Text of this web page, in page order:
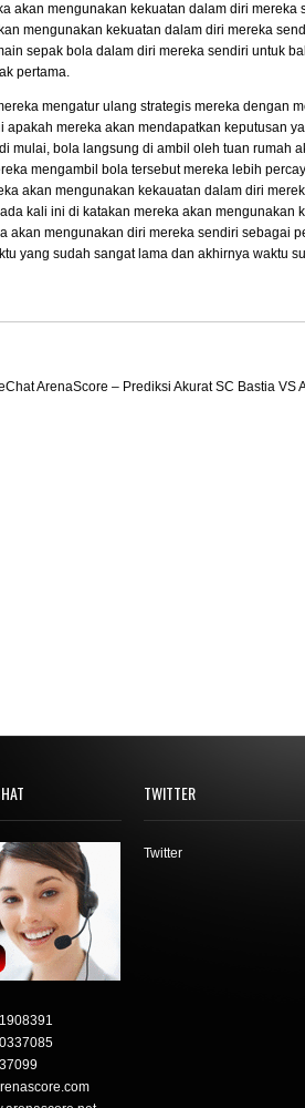
akan mengunakan kekuatan dalam diri mereka
mengunakan kekuatan dalam diri mereka
sepak bola dalam diri mereka sendiri untuk
pertama.
mengatur ulang strategis mereka dengan
mereka akan mendapatkan keputusan
mulai, bola langsung di ambil oleh tuan rumah
mengambil bola tersebut mereka lebih
akan mengunakan kekauatan dalam diri
kali ini di katakan mereka akan mengunakan
akan mengunakan diri mereka sendiri sebagai
yang sudah sangat lama dan akhirnya waktu
ArenaScore – Prediksi Akurat SC Bastia VS
TWITTER
Twitter